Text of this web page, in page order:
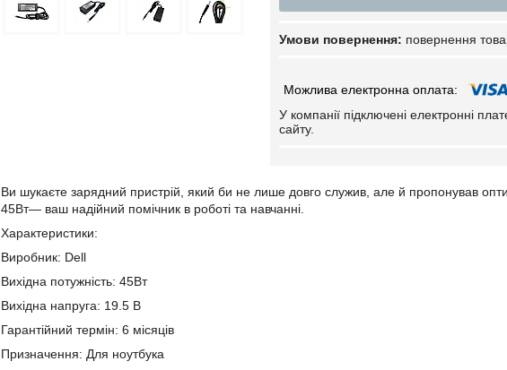
повернення
У компанії підключені електронні
сайту.
Ви шукаєте зарядний пристрій, який би не лише довго служив, але й пропонував
45Вт— ваш надійний помічник в роботі та навчанні.
Характеристики:
Виробник: Dell
Вихідна потужність: 45Вт
Вихідна напруга: 19.5 В
Гарантійний термін: 6 місяців
Призначення: Для ноутбука